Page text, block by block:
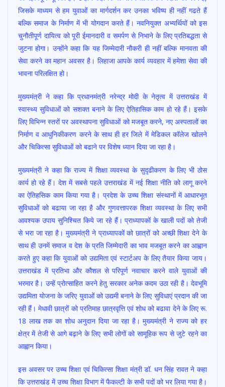
जिसके माध्यम से हम युवाओं का मार्गदर्शन कर उनका भविष्य ही नहीं गढते हैं
बल्कि समाज के निर्माण में भी योगदान करते हैं। नवनियुक्त अभ्यर्थियों को इस
चुनौतीपूर्ण दायित्व को पूरी ईमानदारी व समर्पण से निभाने के लिए प्रतिबद्धता से
जुटना होगा। उन्होंने कहा कि यह जिम्मेदारी नौकरी ही नहीं बल्कि मानवता की
सेवा करने का महान अवसर है। लिहाजा आपके कार्य व्यवहार में हमेशा सेवा की
भावना परिलक्षित हो।
मुख्यमंत्री ने कहा कि प्रधानमंत्री नरेन्द्र मोदी के नेतृत्व में उत्तराखंड में
स्वास्थ्य सुविधाओं को सशक्त बनाने के लिए ऐतिहासिक काम हो रहे हैं। इसके
लिए विभिन्न स्तरों पर अवस्थापना सुविधाओं को मजबूत करने, नए अस्पतालों का
निर्माण व आधुनिकीकरण करने के साथ ही हर जिले में मेडिकल कॉलेज खोलने
और चिकित्सा सुविधाओं को बढाने पर विशेष ध्यान दिया जा रहा है।
मुख्यमंत्री ने कहा कि राज्य में शिक्षा व्यवस्था के सुदृढीकरण के लिए भी ठोस
कार्य हो रहे हैं। देश में सबसे पहले उत्तराखंड में नई शिक्षा नीति को लागू करने
का ऐतिहसिक काम किया गया है। प्रदेश के उच्च शिक्षा संस्थानों में आधारभूत
सुविधाओं को बढाया जा रहा है और गुणवत्तापरक शिक्षा व्यवस्था के लिए सभी
आवश्यक उपाय सुनिश्चित किये जा रहे हैं। प्राध्यापकों के खाली पदों को तेजी
से भरा जा रहा है। मुख्यमंत्री ने प्राध्यापकों को छात्रों को अच्छी शिक्षा देने के
साथ ही उनमें समाज व देश के प्रति जिम्मेदारी का भाव मजबूत करने का आह्वान
करते हुए कहा कि युवाओं को उद्यमिता एवं स्टार्टअप के लिए तैयार किया जाय।
उत्तराखंड में प्रतिभा और कौशल से परिपूर्ण नवाचार करने वाले युवाओं की
भरमार है। उन्हें प्रोत्साहित करने हेतु सरकार अनेक कदम उठा रही है। देवभूमि
उद्यमिता योजना के जरिए युवाओं को उद्यमी बनाने के लिए सुविधाएं प्रदान की जा
रही हैं। मेधावी छात्रों को प्रतिमाह छात्रवृत्ति एवं शोध को बढावा देने के लिए रू.
18 लाख तक का शोध अनुदान दिया जा रहा है। मुख्यमंत्री ने राज्य को हर
क्षेत्र में तेजी से आगे बढ़ाने के लिए सभी लोगों को सामूहिक रूप से जुटे रहने का
आह्वान किया।
इस अवसर पर उच्च शिक्षा एवं चिकित्सा शिक्षा मंत्री डॉ. धन सिंह रावत ने कहा
कि उत्तराखंड में उच्च शिक्षा विभाग में फैकल्टी के सभी पदों को भर लिया गया है।